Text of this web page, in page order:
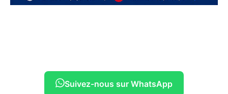
Suivez-nous sur WhatsApp